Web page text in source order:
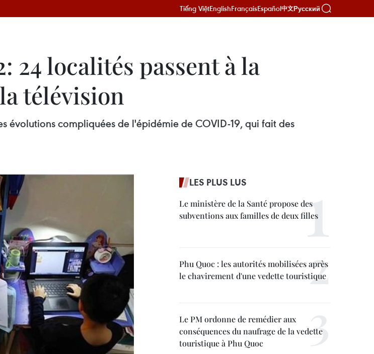
Tiếng ViệtEnglishFrançaisEspañol中文Русский
24 localités passent à la
télévision
évolutions compliquées de l'épidémie de COVID-19, qui fait des
LES PLUS LUS
Le ministère de la Santé propose des
subventions aux familles de deux filles
Phu Quoc : les autorités mobilisées après
le chavirement d'une vedette touristique
Le PM ordonne de remédier aux
conséquences du naufrage de la vedette
touristique à Phu Quoc